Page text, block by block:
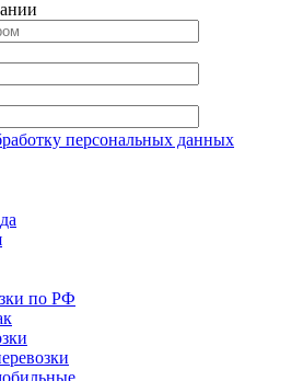
персональных данных
по РФ